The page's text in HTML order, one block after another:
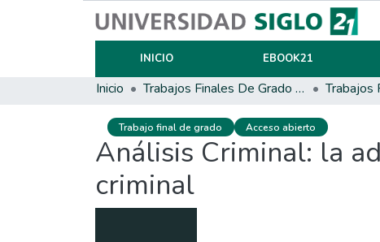
INICIO EBOOK21
Inicio Trabajos Finales De Grado Y Posgrado Trabajos
Trabajo final de grado Acceso abierto
Análisis Criminal: la
criminal